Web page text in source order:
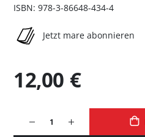
ISBN: 978-3-86648-434-4
Jetzt mare abonnieren
12,00 €